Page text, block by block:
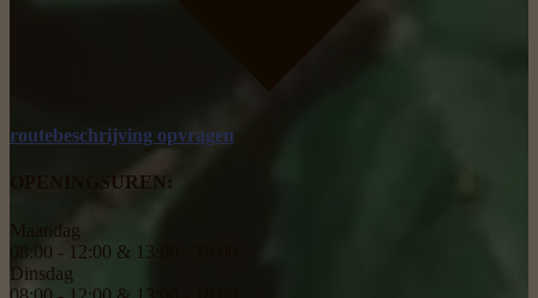
routebeschrijving opvragen
OPENINGSUREN:
Maandag
08:00 - 12:00 & 13:00 - 18:00
Dinsdag